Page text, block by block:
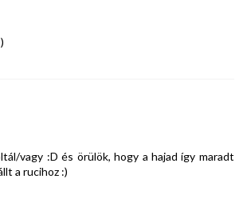
vagy :D és örülök, hogy a hajad így maradt
a rucihoz :)